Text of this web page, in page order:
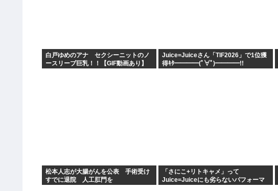
白戸ゆめのアナ セクシーニットのノ
ースリーブ巨乳！！【GIF動画あり】
Juice=Juiceさん「TIF2026」で1位獲
得ｷﾀ━━━━(ﾟ∀ﾟ)━━━━!!
松本人志が大腸がんを公表 手術受け
すでに退院 人工肛門を
「さにこ+リトキャメ」って
Juice=Juiceにも劣らないパフォーマ